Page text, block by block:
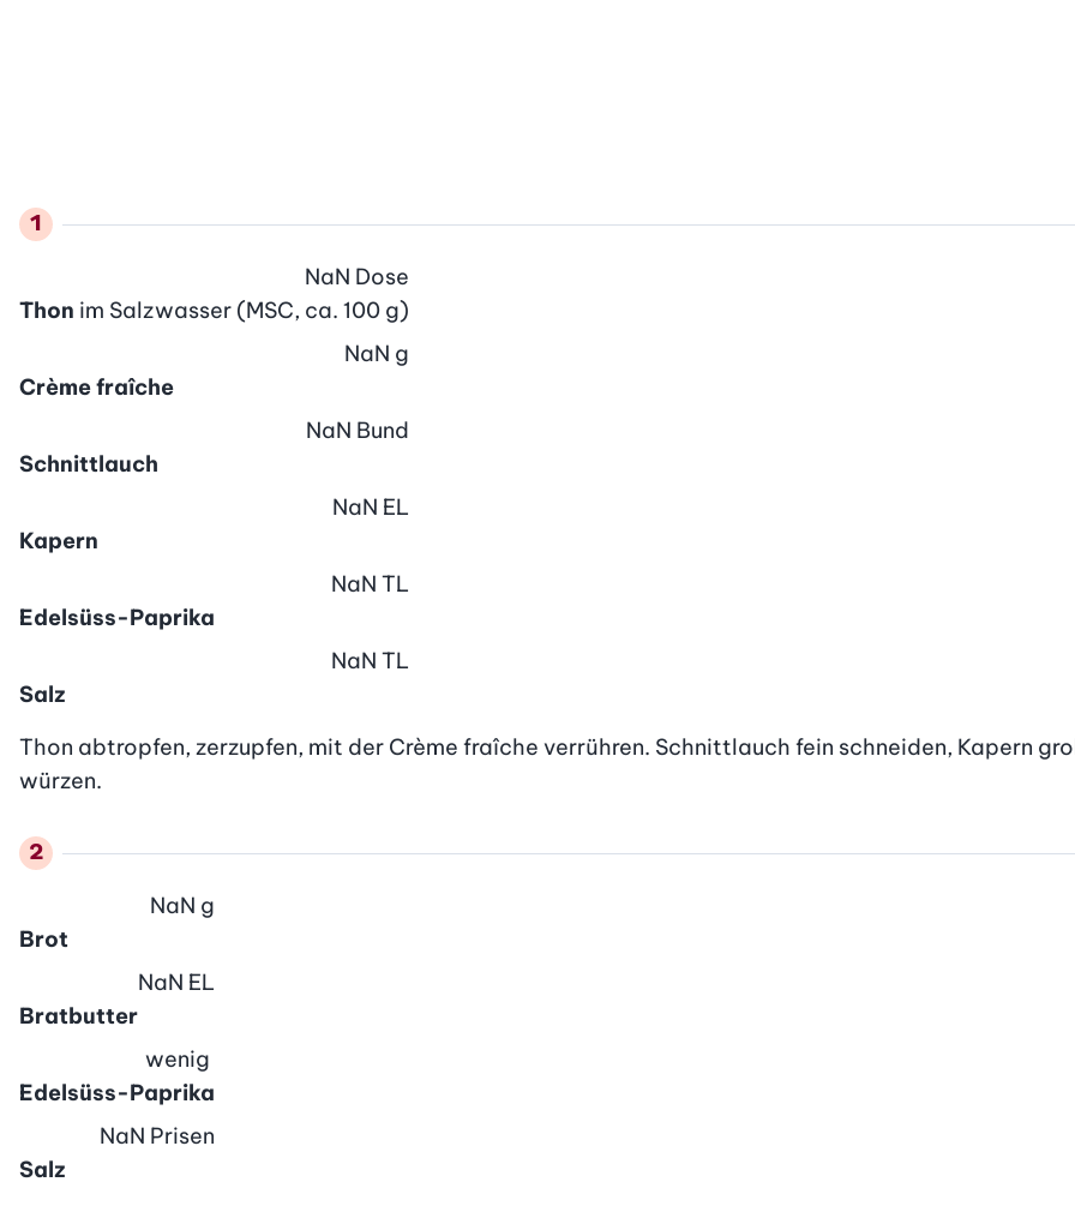
Thon im Salzwasser (MSC, ca. 100 g)
NaN Dose
Crème fraîche
NaN g
Schnittlauch
NaN Bund
Kapern
NaN EL
Edelsüss-Paprika
NaN TL
Salz
NaN TL
Thon abtropfen, zerzupfen, mit der Crème fraîche verrühren. Schnittlauch fein schneiden, Kapern
würzen.
Brot
NaN g
Bratbutter
NaN EL
Edelsüss-Paprika
wenig
Salz
NaN Prisen